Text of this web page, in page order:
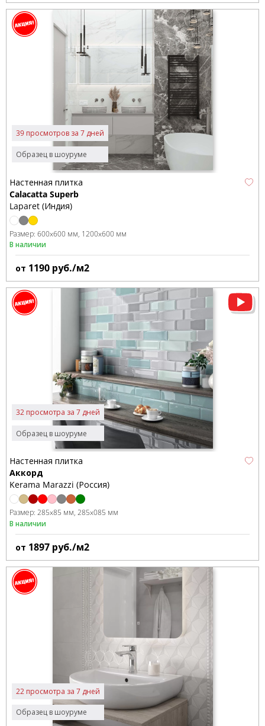
Образец в шоуруме
39 просмотров за 7 дней
Настенная плитка
Calacatta Superb
Laparet (Индия)
Размер: 600x600 мм 1200x600 мм
В наличии
от 1190 руб./м2
Образец в шоуруме
32 просмотра за 7 дней
Настенная плитка
Аккорд
Kerama Marazzi (Россия)
Размер: 285x85 мм 285x085 мм
В наличии
от 1897 руб./м2
Образец в шоуруме
22 просмотра за 7 дней